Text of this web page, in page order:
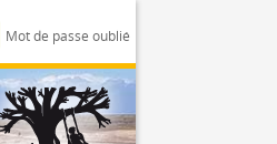
Mot de passe oublié